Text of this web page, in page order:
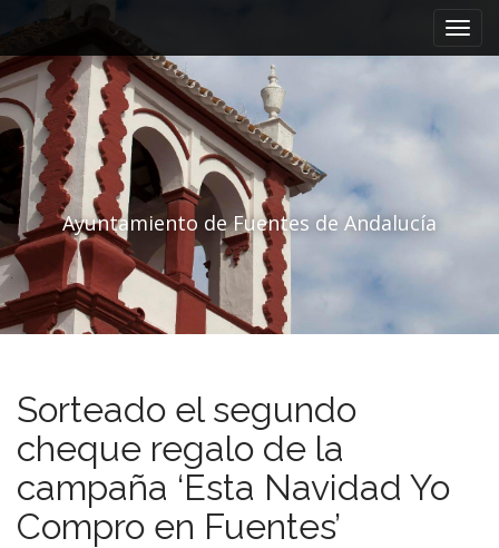
Menú principal
Saltar al contenido
Ayuntamiento de Fuentes de Andalucía
Sorteado el segundo
cheque regalo de la
campaña ‘Esta Navidad Yo
Compro en Fuentes’